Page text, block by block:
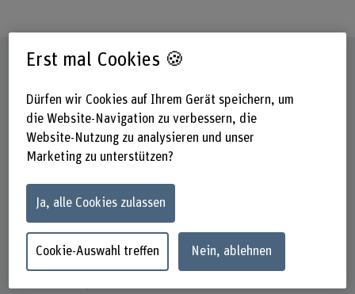
Steckbrief
Pascal Stöckli
Erst mal Cookies 🍪
Dürfen wir Cookies auf Ihrem Gerät speichern, um
die Website-Navigation zu verbessern, die
Website-Nutzung zu analysieren und unser
Marketing zu unterstützen?
Ja, alle Cookies zulassen
Cookie-Auswahl treffen Nein, ablehnen